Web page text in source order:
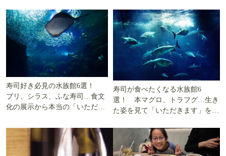
寿司好き必見の水族館6選！
ブリ、シラス、ふな寿司…食文
化の展示から本当の「いただき
寿司が食べたくなる水族館6
選！ 本マグロ、トラフグ…生き
た姿を見て「いただきます」を考